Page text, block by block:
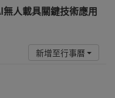
無人載具關鍵技術應用
新增至行事曆